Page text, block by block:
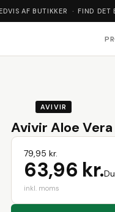
AF BUTIKKER · FIND DET
AVIVIR
Avivir Aloe
79,95 kr.
63,96 kr.
inkl. moms